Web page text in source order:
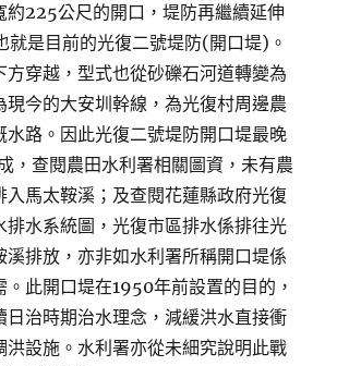
約225公尺的開口，堤防再繼續延伸
就是目前的光復二號堤防(開口堤)。
方穿越，型式也從砂礫石河道轉變為
現今的大安圳幹線，為光復村周邊農
水路。因此光復二號堤防開口堤最晚
，查閱農田水利署相關圖資，未有農
入馬太鞍溪；及查閱花蓮縣政府光復
排水系統圖，光復市區排水係排往光
溪排放，亦非如水利署所稱開口堤係
。此開口堤在1950年前設置的目的，
日治時期治水理念，減緩洪水直接衝
洪設施。水利署亦從未細究說明此戰